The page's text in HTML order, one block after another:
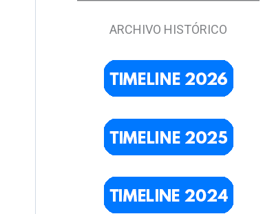
ARCHIVO HISTÓRICO